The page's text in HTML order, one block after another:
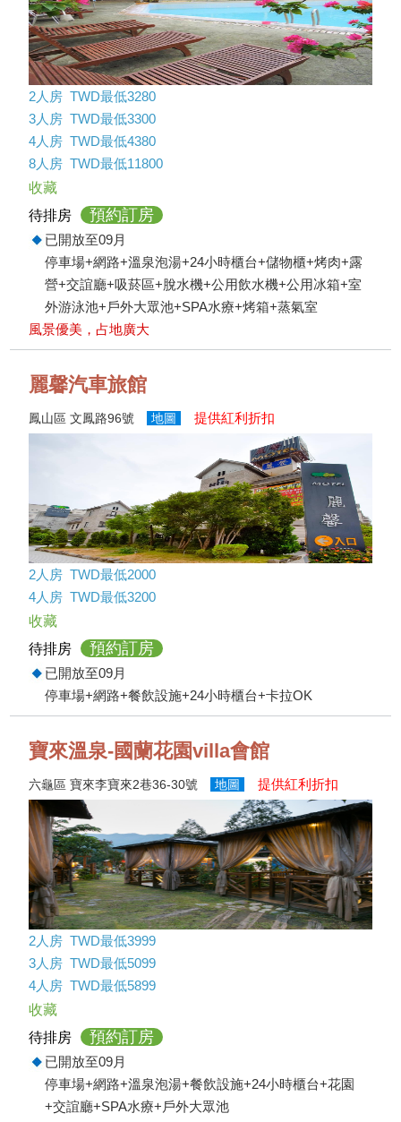
2人房 TWD最低3280
3人房 TWD最低3300
4人房 TWD最低4380
8人房 TWD最低11800
收藏
待排房
預約訂房
已開放至09月
停車場+網路+溫泉泡湯+24小時櫃台+儲物櫃+烤肉+露
營+交誼廳+吸菸區+脫水機+公用飲水機+公用冰箱+室
外游泳池+戶外大眾池+SPA水療+烤箱+蒸氣室
風景優美，占地廣大
麗馨汽車旅館
鳳山區 文鳳路96號 地圖 提供紅利折扣
2人房 TWD最低2000
4人房 TWD最低3200
收藏
待排房
預約訂房
已開放至09月
停車場+網路+餐飲設施+24小時櫃台+卡拉OK
寶來溫泉-國蘭花園villa會館
六龜區 寶來李寶來2巷36-30號 地圖 提供紅利折扣
2人房 TWD最低3999
3人房 TWD最低5099
4人房 TWD最低5899
收藏
待排房
預約訂房
已開放至09月
停車場+網路+溫泉泡湯+餐飲設施+24小時櫃台+花園
+交誼廳+SPA水療+戶外大眾池